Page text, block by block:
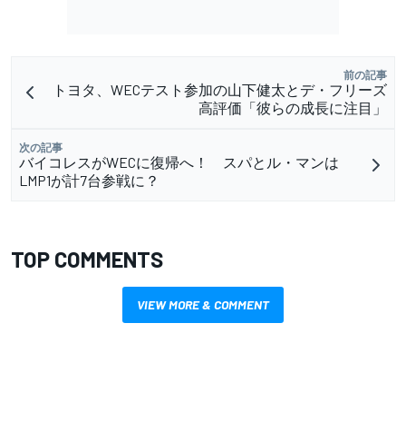
前の記事
トヨタ、WECテスト参加の山下健太とデ・フリーズ
高評価「彼らの成長に注目」
次の記事
バイコレスがWECに復帰へ！ スパとル・マンは
LMP1が計7台参戦に？
TOP COMMENTS
VIEW MORE & COMMENT